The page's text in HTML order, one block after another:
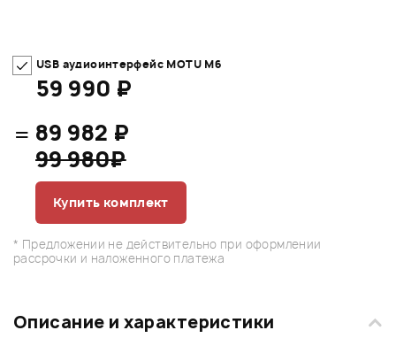
USB аудиоинтерфейс MOTU M6
59 990 ₽
= 89 982 ₽
99 980₽
Купить комплект
* Предложении не действительно при оформлении
рассрочки и наложенного платежа
Описание и характеристики